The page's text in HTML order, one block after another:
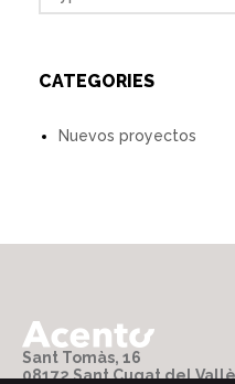
CATEGORIES
Nuevos proyectos
Sant Tomàs, 16
08172 Sant Cugat del